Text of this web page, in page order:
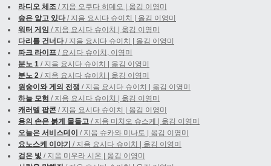
라디오 체조 / 지음 오쿠다 히데오 | 옮김 이영미
숲은 알고 있다/ 지음 요시다 슈이치 | 옮김 이영미
워터 게임 / 지음 요시다 슈이치 | 옮김 이영미
다리를 건너다/ 지음 요시다 슈이치 | 옮김 이영미
파크 라이프 / 요시다 슈이치, 이영미
분노 1 / 지음 요시다 슈이치 | 옮김 이영미
분노 2 / 지음 요시다 슈이치 | 옮김 이영미
원숭이와 게의 전쟁 / 지음 요시다 슈이치 | 옮김 이영미
하늘 모험 / 지음 요시다 슈이치 | 옮김 이영미
캐러멜 팝콘 / 지음 요시다 슈이치 | 옮김 이영미
용의 손은 붉게 물들고 / 지음 미치오 슈스케 | 옮김 이영미
오늘은 서비스데이 / 지음 슈카와 미나토 | 옮김 이영미
요노스케 이야기 / 지음 요시다 슈이치 | 옮김 이영미
검은 빛 / 지음 미우라 시온 | 옮김 이영미